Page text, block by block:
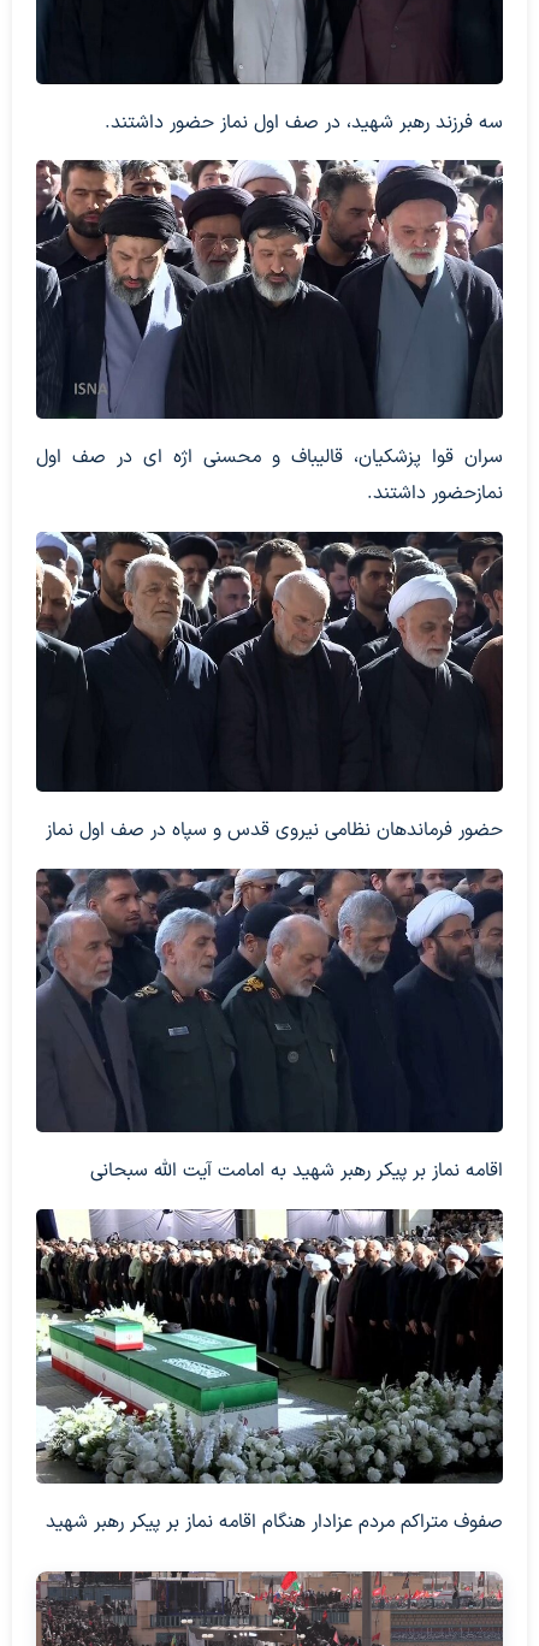
سه فرزند رهبر شهید، در صف اول نماز حضور داشتند.
سران قوا پزشکیان، قالیباف و محسنی اژه ای در صف اول
نمازحضور داشتند.
حضور فرماندهان نظامی نیروی قدس و سپاه در صف اول نماز
اقامه نماز بر پیکر رهبر شهید به امامت آیت الله سبحانی
صفوف متراکم مردم عزادار هنگام اقامه نماز بر پیکر رهبر شهید